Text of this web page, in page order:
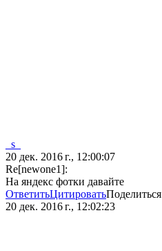
_s_
20 дек. 2016 г., 12:00:07
Re[newone1]:
На яндекс фотки давайте
ОтветитьЦитироватьПоделиться
20 дек. 2016 г., 12:02:23